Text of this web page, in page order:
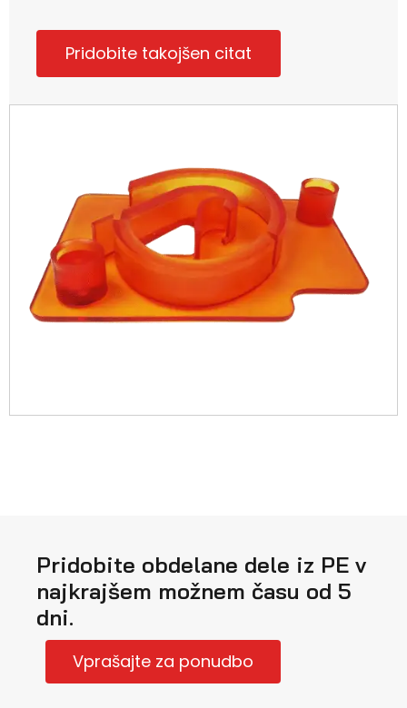
Pridobite takojšen citat
Pridobite obdelane dele iz PE v
najkrajšem možnem času od 5
dni.
Vprašajte za ponudbo